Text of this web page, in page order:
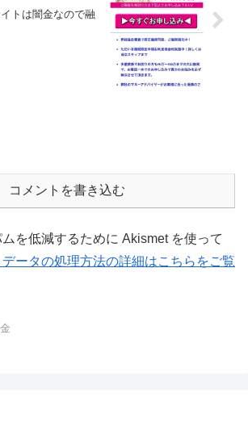
トは闇金なので融
コメントを書き込む
を低減するために Akismet を使って
データの処理方法の詳細はこちらをご覧